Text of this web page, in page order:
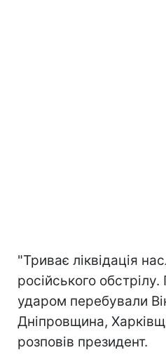
"Триває ліквідація
російського
ударом перебували
Дніпровщина,
розповів президент.